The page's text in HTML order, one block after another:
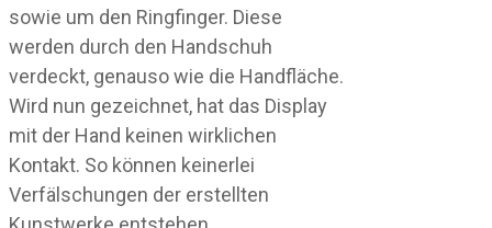
sowie um den Ringfinger. Diese
werden durch den Handschuh
verdeckt, genauso wie die Handfläche.
Wird nun gezeichnet, hat das Display
mit der Hand keinen wirklichen
Kontakt. So können keinerlei
Verfälschungen der erstellten